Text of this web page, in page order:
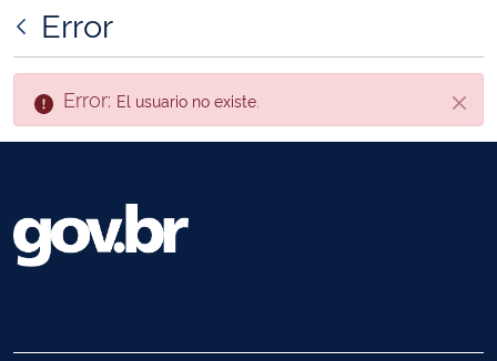
Error
Error: El usuario no existe.